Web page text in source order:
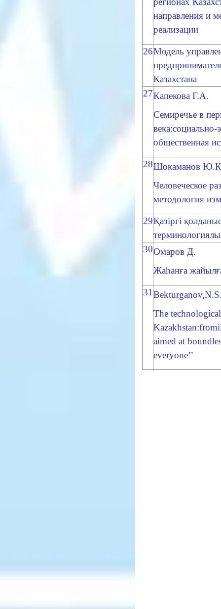
направления и
реализации
26Модель
Казахстана
27Капекова Г.А.
Семиречье в
века:социально-
общественная
28Шокаманов
Человеческое
методология
29Қазіргі
30Омаров Д.
Жаһанға
31
The
aimed at
everyone’’